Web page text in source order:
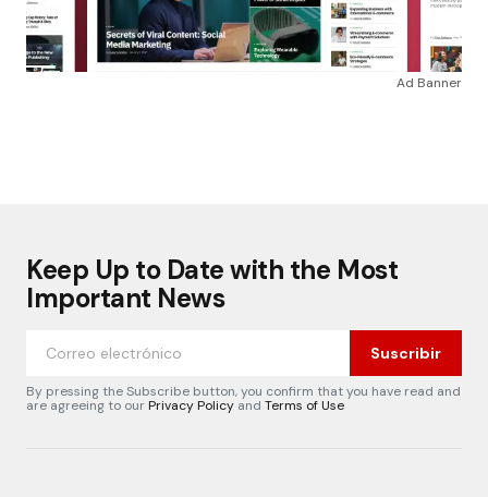
Ad Banner
Keep Up to Date with the Most
Important News
Suscribir
By pressing the Subscribe button, you confirm that you have read and
are agreeing to ourPrivacy Policy and Terms of Use